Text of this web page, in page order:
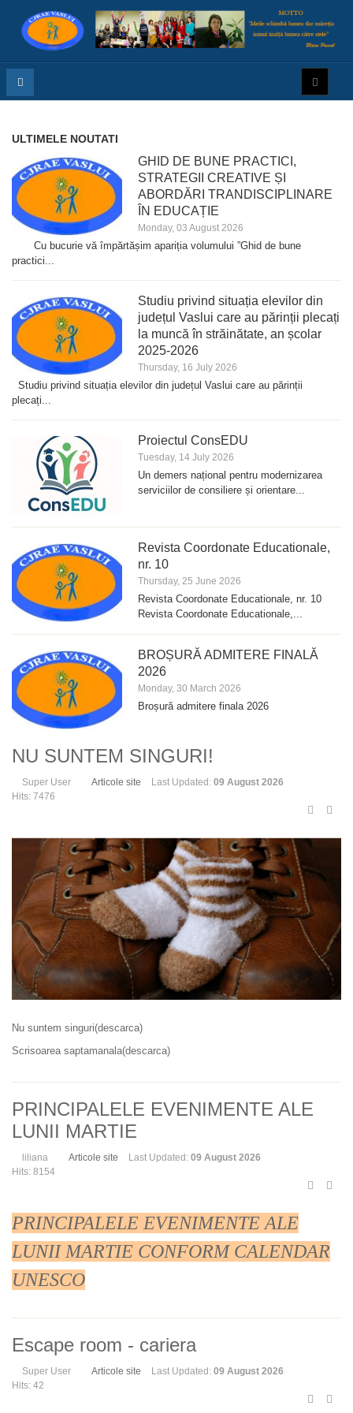
ULTIMELE NOUTATI
GHID DE BUNE PRACTICI,
STRATEGII CREATIVE ȘI
ABORDĂRI TRANDISCIPLINARE
ÎN EDUCAȚIE
Monday, 03 August 2026
Cu bucurie vă împărtășim apariția volumului ”Ghid de bune
practici...
Studiu privind situația elevilor din
județul Vaslui care au părinții plecați
la muncă în străinătate, an școlar
2025-2026
Thursday, 16 July 2026
Studiu privind situația elevilor din județul Vaslui care au părinții
plecați...
Proiectul ConsEDU
Tuesday, 14 July 2026
Un demers național pentru modernizarea
serviciilor de consiliere și orientare...
Revista Coordonate Educationale,
nr. 10
Thursday, 25 June 2026
Revista Coordonate Educationale, nr. 10
Revista Coordonate Educationale,...
BROȘURĂ ADMITERE FINALĂ
2026
Monday, 30 March 2026
Broșură admitere finala 2026
NU SUNTEM SINGURI!
Super User Articole site Last Updated: 09 August 2026
Hits: 7476
Nu suntem singuri(descarca)
Scrisoarea saptamanala(descarca)
PRINCIPALELE EVENIMENTE ALE
LUNII MARTIE
liliana Articole site Last Updated: 09 August 2026
Hits: 8154
PRINCIPALELE EVENIMENTE ALE
LUNII MARTIE CONFORM CALENDAR
UNESCO
Escape room - cariera
Super User Articole site Last Updated: 09 August 2026
Hits: 42